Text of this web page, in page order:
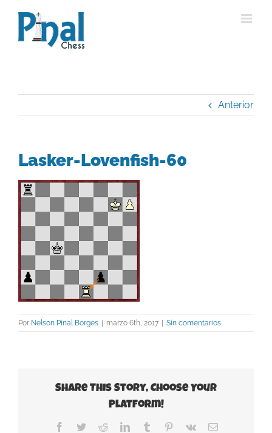
contenido
Anterior
Lasker-Lovenfish-60
Por Nelson Pinal Borges | marzo 6th, 2017 | Sin comentarios
Share This Story, Choose Your
Platform!
Facebook
TwitterRedditLinkedInTumblr Pinterest
Vk
Correo